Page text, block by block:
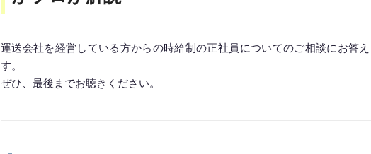
EMBED
運送会社を経営している方からの時給制の正社員についてのご相談にお答
す。
ぜひ、最後までお聴きください。